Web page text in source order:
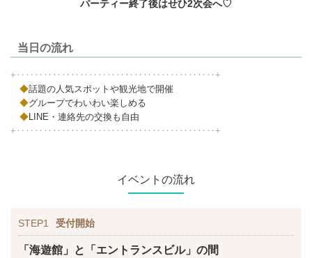
パーティー終了後はせひ2次会へ♡
当日の流れ
+‥‥‥‥‥‥‥‥‥‥‥‥‥‥‥‥‥‥‥‥‥‥+
◆話題の人気スポットや観光地で開催
◆グループでわいわい楽しめる
◆LINE・連絡先の交換も自由
+‥‥‥‥‥‥‥‥‥‥‥‥‥‥‥‥‥‥‥‥‥‥+
イベントの流れ
STEP1 受付開始
「海遊館」と「エントランスビル」の間